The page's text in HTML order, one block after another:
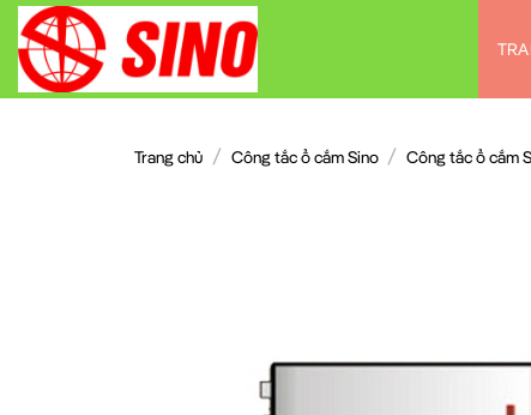
Chuyển
đến
nội
dung
Trang chủ / Công tắc ổ cắm Sino / Công tắc ổ cắm